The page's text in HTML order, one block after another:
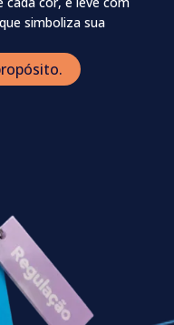
simboliza sua